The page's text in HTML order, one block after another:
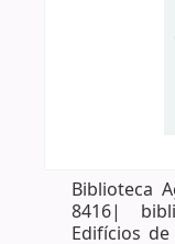
Biblioteca
8416|
Edifícios